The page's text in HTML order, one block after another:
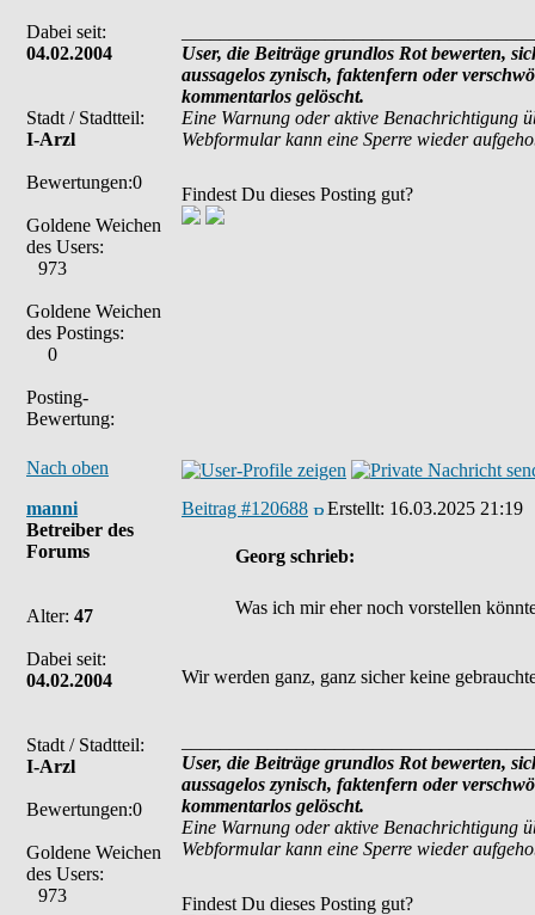
Dabei seit:
04.02.2004
Stadt / Stadtteil:
I-Arzl
Bewertungen:0
Goldene Weichen
des Users:
973
Goldene Weichen
des Postings:
0
Posting-
Bewertung:
User, die Beiträge grundlos Rot bewerten,
aussagelos zynisch, faktenfern oder
kommentarlos gelöscht.
Eine Warnung oder aktive Benachrichtigung
Webformular kann eine Sperre wieder
Findest Du dieses Posting gut?
Nach oben
manni
Betreiber des
Forums
Alter: 47
Dabei seit:
04.02.2004
Stadt / Stadtteil:
I-Arzl
Bewertungen:0
Goldene Weichen
des Users:
973
Beitrag #120688 Erstellt: 16.03.2025 21:19
Georg schrieb:
Was ich mir eher noch vorstellen
Wir werden ganz, ganz sicher keine
User, die Beiträge grundlos Rot bewerten,
aussagelos zynisch, faktenfern oder
kommentarlos gelöscht.
Eine Warnung oder aktive Benachrichtigung
Webformular kann eine Sperre wieder
Findest Du dieses Posting gut?